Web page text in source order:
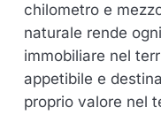
chilometro e
naturale rende
immobiliare nel
appetibile e
proprio valore nel